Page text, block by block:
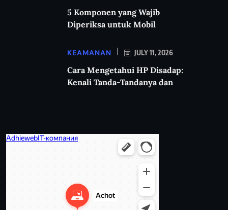
5 Komponen yang Wajib
Diperiksa untuk Mobil
KEAMANAN JULY 11, 2026
Cara Mengetahui HP Disadap:
Kenali Tanda-Tandanya dan